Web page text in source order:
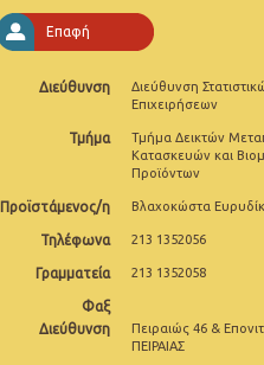
Μαρτίου 2025
Ιανουαρίου 2025
Δεκεμβρίου 2024
Οκτωβρίου 2024
Σεπτεμβρίου 2024
Αυγούστου 2024
Επαφή
Διεύθυνση
Διεύθυνση
Επιχειρήσεων
Τμήμα
Τμήμα Δεικτών
Κατασκευών και
Προϊόντων
Προϊστάμενος/η Βλαχοκώστα
Τηλέφωνα 213 1352056
Γραμματεία 213 1352058
Φαξ
Διεύθυνση
Πειραιώς 46 &
ΠΕΙΡΑΙΑΣ